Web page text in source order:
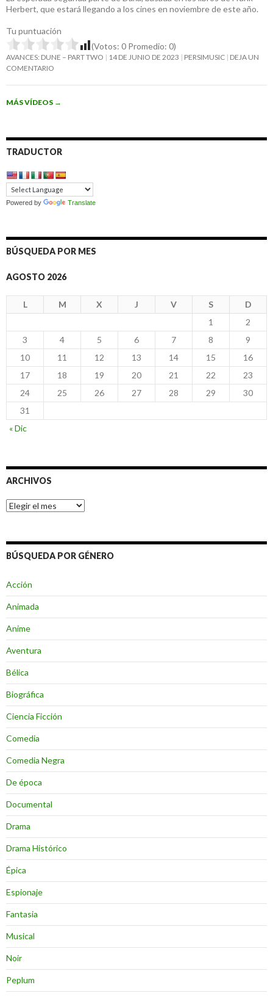
Herbert, que estará llegando a los cines en noviembre de este año.
Tu puntuación
(Votos: 0 Promedio: 0)
AVANCES: DUNE – PART TWO 14 DE JUNIO DE 2023 PERSIMUSIC DEJA UN
COMENTARIO
MÁS VÍDEOS →
TRADUCTOR
Powered by Translate
BÚSQUEDA POR MES
AGOSTO 2026
L M X J V S
D
1
2
3
4 5 6 7 8
9
10
11 12 13 14 15
16
17
18 19 20 21 22
23
24
25 26 27 28 29
30
31
« Dic
ARCHIVOS
Archivos
BÚSQUEDA POR GÉNERO
Acción
Animada
Anime
Aventura
Bélica
Biográfica
Ciencia Ficción
Comedia
Comedia Negra
De época
Documental
Drama
Drama Histórico
Épica
Espionaje
Fantasia
Musical
Noir
Peplum